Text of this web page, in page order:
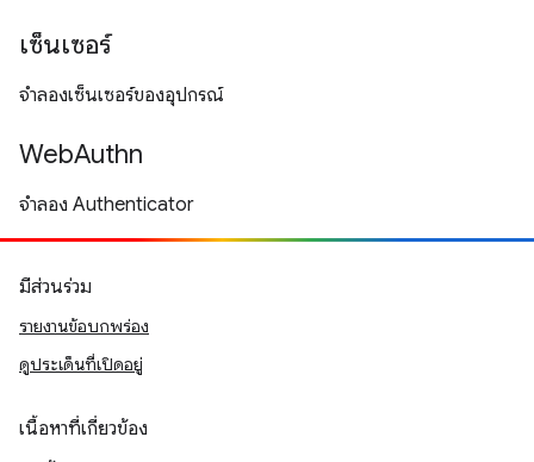
เซ็นเซอร์
จำลองเซ็นเซอร์ของอุปกรณ์
WebAuthn
จำลอง Authenticator
มีส่วนร่วม
รายงานข้อบกพร่อง
ดูประเด็นที่เปิดอยู่
เนื้อหาที่เกี่ยวข้อง